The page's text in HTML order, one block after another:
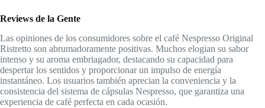
Reviews de la Gente
Las opiniones de los consumidores sobre el café Nespresso Original
Ristretto son abrumadoramente positivas. Muchos elogian su sabor
intenso y su aroma embriagador, destacando su capacidad para
despertar los sentidos y proporcionar un impulso de energía
instantáneo. Los usuarios también aprecian la conveniencia y la
consistencia del sistema de cápsulas Nespresso, que garantiza una
experiencia de café perfecta en cada ocasión.